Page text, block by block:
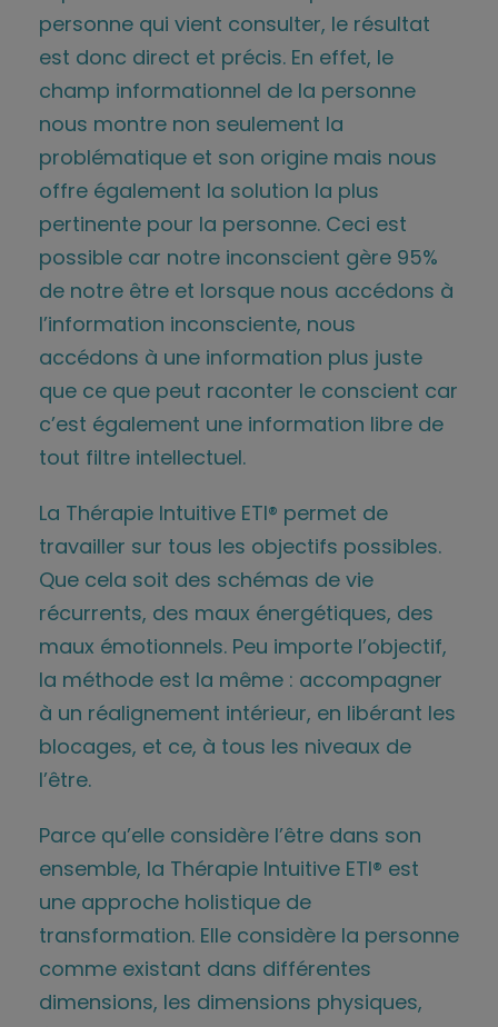
personne qui vient consulter, le résultat
est donc direct et précis. En effet, le
champ informationnel de la personne
nous montre non seulement la
problématique et son origine mais nous
offre également la solution la plus
pertinente pour la personne. Ceci est
possible car notre inconscient gère 95%
de notre être et lorsque nous accédons à
l’information inconsciente, nous
accédons à une information plus juste
que ce que peut raconter le conscient car
c’est également une information libre de
tout filtre intellectuel.
La Thérapie Intuitive ETI® permet de
travailler sur tous les objectifs possibles.
Que cela soit des schémas de vie
récurrents, des maux énergétiques, des
maux émotionnels. Peu importe l’objectif,
la méthode est la même : accompagner
à un réalignement intérieur, en libérant les
blocages, et ce, à tous les niveaux de
l’être.
Parce qu’elle considère l’être dans son
ensemble, la Thérapie Intuitive ETI® est
une approche holistique de
transformation. Elle considère la personne
comme existant dans différentes
dimensions, les dimensions physiques,